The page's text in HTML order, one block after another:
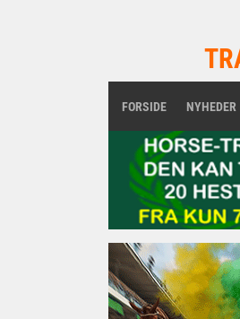
FORSIDE NYHEDER